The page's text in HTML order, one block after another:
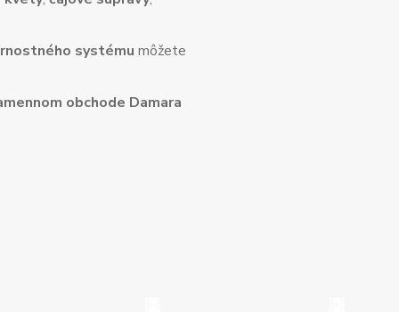
systému môžete
obchode Damara